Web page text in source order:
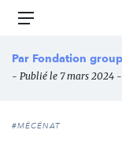
Aller
principal
Menu
Par Fondation
- Publié le 7 mars 2024 -
#MÉCÉNAT